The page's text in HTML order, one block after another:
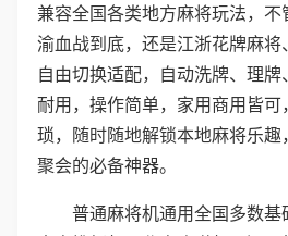
兼容全国各类地方麻将玩法，
渝血战到底，还是江浙花牌麻
自由切换适配，自动洗牌、理
耐用，操作简单，家用商用皆
琐，随时随地解锁本地麻将乐趣
聚会的必备神器。
普通麻将机通用全国多数